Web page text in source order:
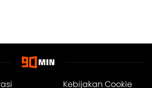
Kebijakan Cookie